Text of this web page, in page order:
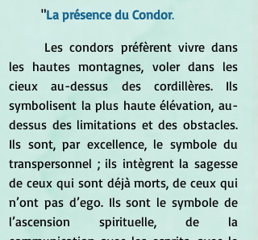
	"
La présence du Condor.
les hautes montagnes, voler dans les
cieux au-dessus des cordillères. Ils
symbolisent la plus haute élévation, au-
dessus des limitations et des obstacles.
Ils sont, par excellence, le symbole du
transpersonnel ; ils intègrent la sagesse
de ceux qui sont déjà morts, de ceux qui
n’ont pas d’ego. Ils sont le symbole de
l’ascension spirituelle, de la